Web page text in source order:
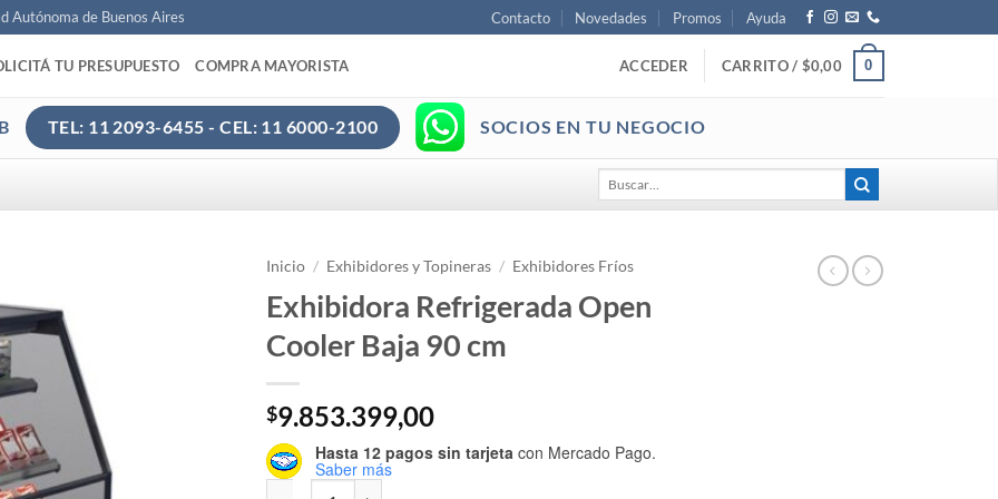
Autónoma de Buenos Aires Contacto Novedades Promos Ayuda
TU PRESUPUESTO COMPRA MAYORISTA ACCEDER CARRITO / $0,00 0
TEL: 11 2093-6455 - CEL: 11 6000-2100 SOCIOS EN TU NEGOCIO
por:
Inicio / Exhibidores y Topineras / Exhibidores Fríos
Exhibidora Refrigerada Open
Cooler Baja 90 cm
$9.853.399,00
Hasta 12 pagos sin tarjeta con Mercado Pago.
Saber más